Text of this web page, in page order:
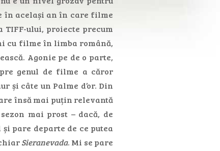
în același an în care filme
ului, proiecte precum
cu filme în limba română,
Agonie pe de o parte,
genul de filme a căror
și câte un Palme d’or. Din
însă mai puțin relevantă
mai prost – dacă, de
pare departe de ce putea
Sieranevada. Mi se pare